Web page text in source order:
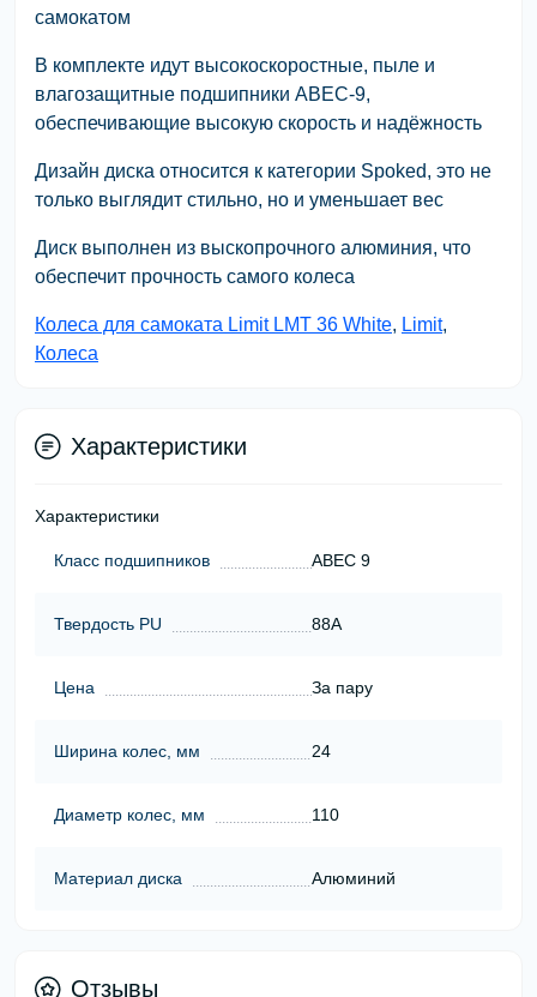
самокатом
В комплекте идут высокоскоростные, пыле и
влагозащитные подшипники ABEC-9,
обеспечивающие высокую скорость и надёжность
Дизайн диска относится к категории Spoked, это не
только выглядит стильно, но и уменьшает вес
Диск выполнен из выскопрочного алюминия, что
обеспечит прочность самого колеса
Колеса для самоката Limit LMT 36 White, Limit,
Колеса
Характеристики
Характеристики
Класс подшипников ABEC 9
Твердость PU 88А
Цена За пару
Ширина колес, мм 24
Диаметр колес, мм 110
Материал диска Алюминий
Отзывы